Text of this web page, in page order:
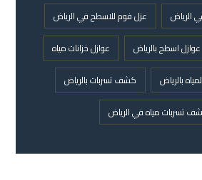
الرياض
عزل فوم للاسطح في الرياض
عوازل اسطح بالرياض
عوازل خزانات مياه
بالرياض
كشف تسربات بالرياض
تسربات مياه في الرياض